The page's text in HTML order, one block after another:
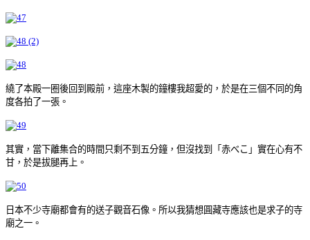
繞了本殿一圈後回到殿前，這座木製的鐘樓我超愛的，於是在三個不同的角
度各拍了一張。
其實，當下離集合的時間只剩不到五分鐘，但沒找到「赤べこ」實在心有不
甘，於是拔腿再上。
日本不少寺廟都會有的送子觀音石像。所以我猜想圓藏寺應該也是求子的寺
廟之一。